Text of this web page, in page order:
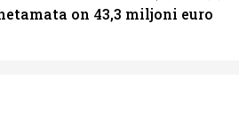
on 43,3 miljoni euro